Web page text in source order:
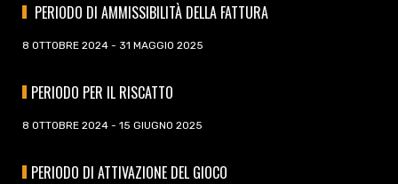
PERIODO DI AMMISSIBILITÀ DELLA FATTURA
8 OTTOBRE 2024 - 31 MAGGIO 2025
PERIODO PER IL RISCATTO
8 OTTOBRE 2024 - 15 GIUGNO 2025
PERIODO DI ATTIVAZIONE DEL GIOCO